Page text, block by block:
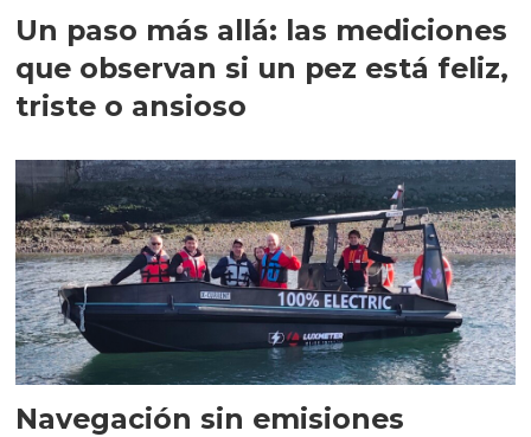
Un paso más allá: las mediciones
que observan si un pez está feliz,
triste o ansioso
Navegación sin emisiones